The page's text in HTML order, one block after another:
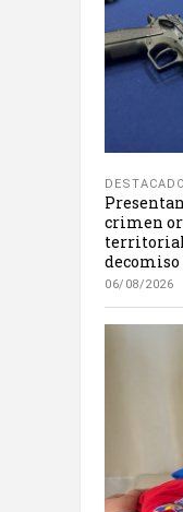
crimen
decomiso
06/08/2026